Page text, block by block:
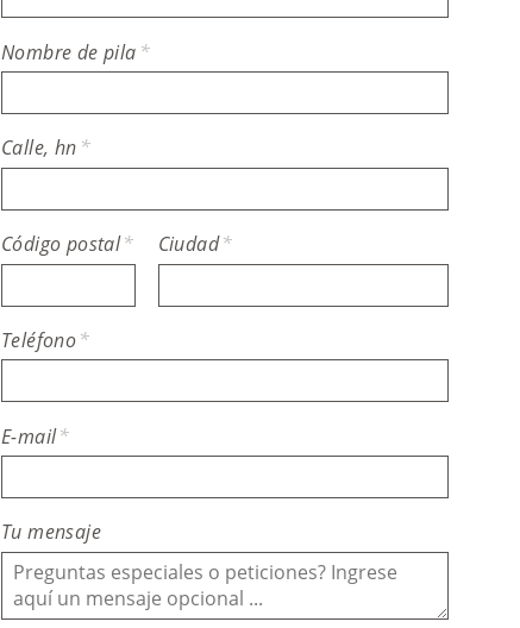
Nombre de pila *
Calle, hn *
Código postal* Ciudad*
Teléfono*
E-mail*
Tu mensaje